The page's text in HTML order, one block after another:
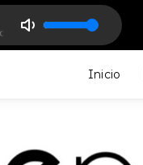
- Indietronic Music
Inicio